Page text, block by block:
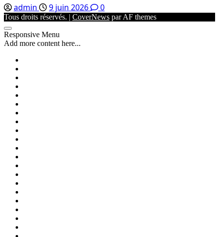
admin 9 juin 2026 0
Tous droits réservés. | CoverNews par AF themes
Responsive Menu
Add more content here...